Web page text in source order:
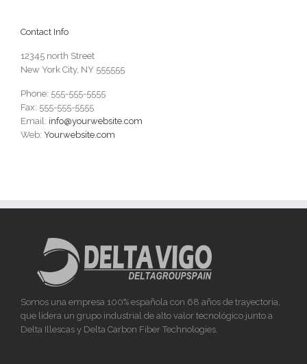
Contact Info
12345 north Street
New York City, NY 555555
Phone: 555-555-5555
Fax: 555-555-5555
Email: info@yourwebsite.com
Web: Yourwebsite.com
Somos una empresa 100% española con 68 años de trayectoria,
que lidera un grupo industrial de alto valor tecnológico junto a
Delta Illescas y Delta Carbon Fiber Technologies.